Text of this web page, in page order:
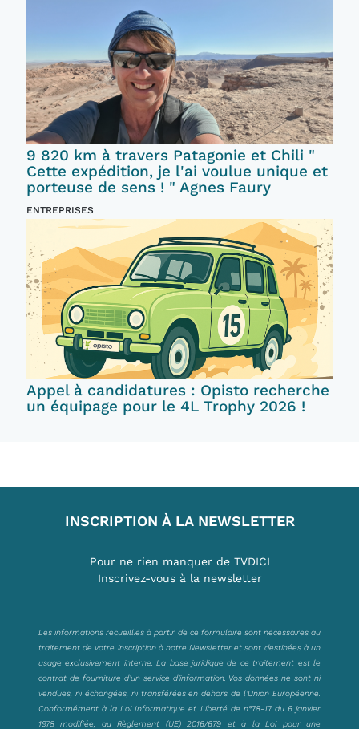
9 820 km à travers Patagonie et Chili "
Cette expédition, je l'ai voulue unique et
porteuse de sens ! " Agnes Faury
ENTREPRISES
Appel à candidatures : Opisto recherche
un équipage pour le 4L Trophy 2026 !
INSCRIPTION À LA NEWSLETTER
Pour ne rien manquer de TVDICI
Inscrivez-vous à la newsletter
Les informations recueillies à partir de ce formulaire sont nécessaires au
traitement de votre inscription à notre Newsletter et sont destinées à un
usage exclusivement interne. La base juridique de ce traitement est le
contrat de fourniture d’un service d’information. Vos données ne sont ni
vendues, ni échangées, ni transférées en dehors de l’Union Européenne.
Conformément à la Loi Informatique et Liberté de n°78-17 du 6 janvier
1978 modifiée, au Règlement (UE) 2016/679 et à la Loi pour une